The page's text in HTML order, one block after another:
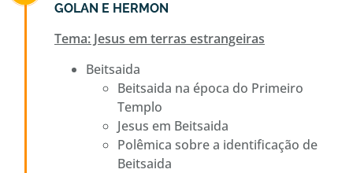
GOLAN E HERMON
Tema: Jesus em terras estrangeiras
Beitsaida
Beitsaida na época do Primeiro
Templo
Jesus em Beitsaida
Polêmica sobre a identificação de
Beitsaida